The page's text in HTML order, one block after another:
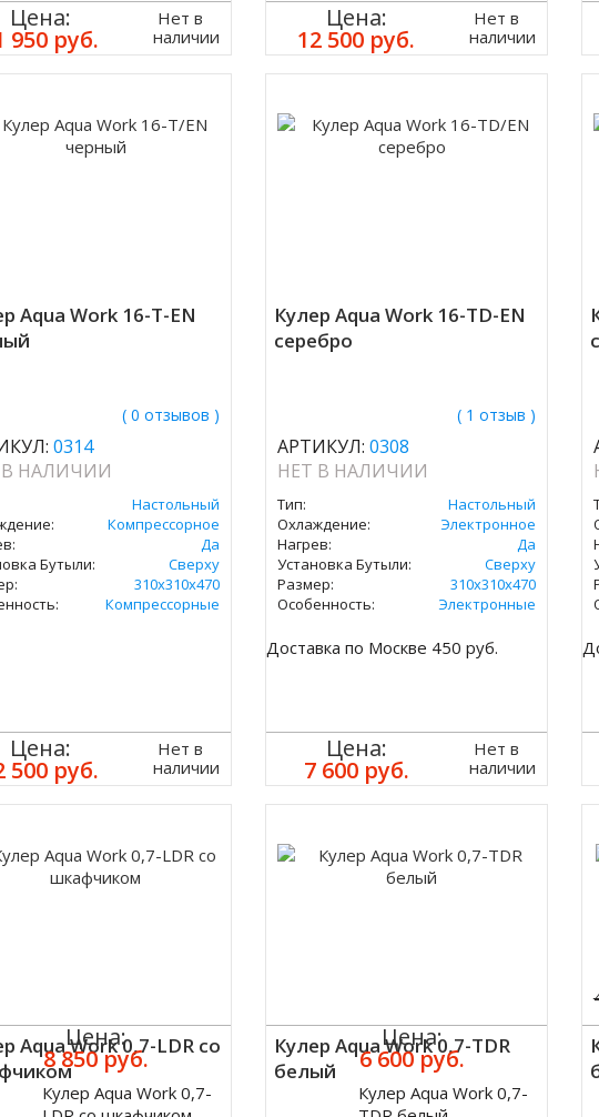
Цена:
950 руб.
Нет в
наличии
Цена:
12 500 руб.
Нет в
наличии
Aqua Work 16-T-EN
( 0 отзывов )
0314
В НАЛИЧИИ
Настольный
Компрессорное
Да
Бутыли:
Сверху
310х310х470
Компрессорные
Цена:
500 руб.
Нет в
наличии
Кулер Aqua Work 16-TD-EN
серебро
( 1 отзыв )
АРТИКУЛ: 0308
НЕТ В НАЛИЧИИ
Тип:
Настольный
Охлаждение:
Электронное
Нагрев:
Да
Установка Бутыли:
Сверху
Размер:
310х310х470
Особенность:
Электронные
Доставка по Москве 450 руб.
Цена:
7 600 руб.
Нет в
наличии
Aqua Work 0,7-LDR со
Цена:
8 850 руб.
Кулер Aqua Work 0,7-
Кулер Aqua Work 0,7-TDR
белый
Цена:
6 600 руб.
Кулер Aqua Work 0,7-